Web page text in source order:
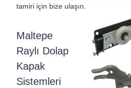
tamiri için bize ulaşın.
Maltepe
Raylı Dolap
Kapak
Sistemleri